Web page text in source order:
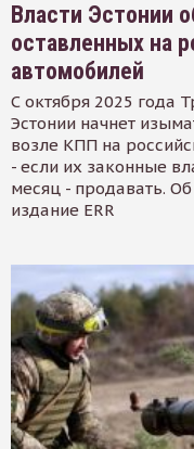
Власти Эстонии
оставленных на
автомобилей
С октября 2025 года
Эстонии начнет
возле КПП на
- если их законные
месяц - продавать.
издание ERR